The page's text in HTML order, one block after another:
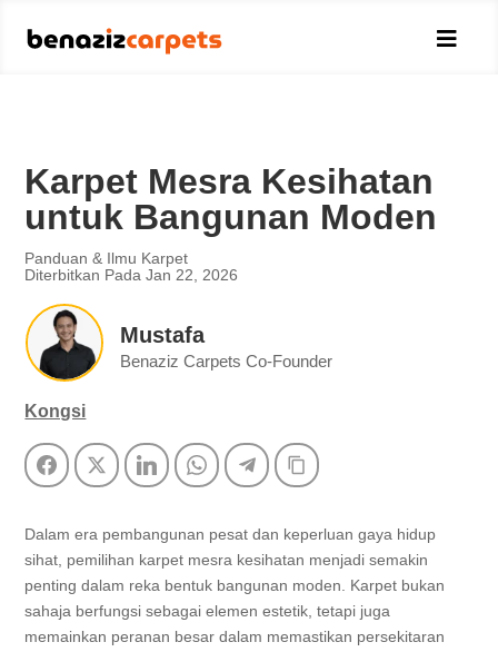

Karpet Mesra Kesihatan
untuk Bangunan Moden
Panduan & Ilmu Karpet
Diterbitkan Pada Jan 22, 2026
Mustafa
Benaziz Carpets Co-Founder
Kongsi
FacebookTwitter LinkedInWhatsAppTelegramCopy Link
Dalam era pembangunan pesat dan keperluan gaya hidup
sihat, pemilihan karpet mesra kesihatan menjadi semakin
penting dalam reka bentuk bangunan moden. Karpet bukan
sahaja berfungsi sebagai elemen estetik, tetapi juga
memainkan peranan besar dalam memastikan persekitaran